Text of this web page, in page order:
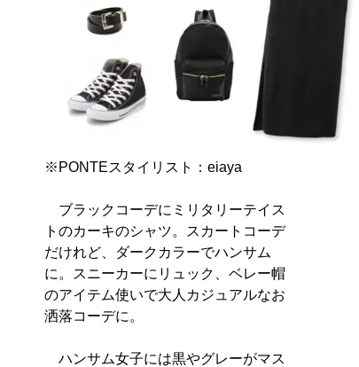
※PONTEスタイリスト：eiaya
ブラックコーデにミリタリーテイス
トのカーキのシャツ。スカートコーデ
だけれど、ダークカラーでハンサム
に。スニーカーにリュック、ベレー帽
のアイテム使いで大人カジュアルなお
洒落コーデに。
ハンサム女子には黒やグレーがマス